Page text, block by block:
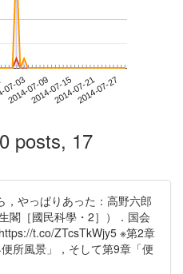
03
2014-07-092014-07-152014-07-212014-07-27
posts, 17
，やっぱりあった：高野六郎
閣［國民科學・2］）．国会
t.co/ZTcsTkWjy5 ※第2章
所風景」，そして第9章「便